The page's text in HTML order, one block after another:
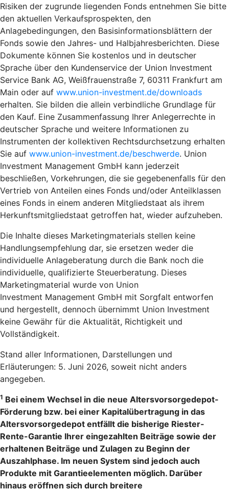
Risiken der zugrunde liegenden Fonds entnehmen Sie bitte
den aktuellen Verkaufsprospekten, den
Anlagebedingungen, den Basisinformationsblättern der
Fonds sowie den Jahres- und Halbjahresberichten. Diese
Dokumente können Sie kostenlos und in deutscher
Sprache über den Kundenservice der Union Investment
Service Bank AG, Weißfrauenstraße 7, 60311 Frankfurt am
Main oder auf www.union-investment.de/downloads
erhalten. Sie bilden die allein verbindliche Grundlage für
den Kauf. Eine Zusammenfassung Ihrer Anlegerrechte in
deutscher Sprache und weitere Informationen zu
Instrumenten der kollektiven Rechtsdurchsetzung erhalten
Sie auf www.union-investment.de/beschwerde. Union
Investment Management GmbH kann jederzeit
beschließen, Vorkehrungen, die sie gegebenenfalls für den
Vertrieb von Anteilen eines Fonds und/oder Anteilklassen
eines Fonds in einem anderen Mitgliedstaat als ihrem
Herkunftsmitgliedstaat getroffen hat, wieder aufzuheben.
Die Inhalte dieses Marketingmaterials stellen keine
Handlungsempfehlung dar, sie ersetzen weder die
individuelle Anlageberatung durch die Bank noch die
individuelle, qualifizierte Steuerberatung. Dieses
Marketingmaterial wurde von Union
Investment Management GmbH mit Sorgfalt entworfen
und hergestellt, dennoch übernimmt Union Investment
keine Gewähr für die Aktualität, Richtigkeit und
Vollständigkeit.
Stand aller Informationen, Darstellungen und
Erläuterungen: 5. Juni 2026, soweit nicht anders
angegeben.
1 Bei einem Wechsel in die neue Altersvorsorgedepot-
Förderung bzw. bei einer Kapitalübertragung in das
Altersvorsorgedepot entfällt die bisherige Riester-
Rente-Garantie Ihrer eingezahlten Beiträge sowie der
erhaltenen Beiträge und Zulagen zu Beginn der
Auszahlphase. Im neuen System sind jedoch auch
Produkte mit Garantieelementen möglich. Darüber
hinaus eröffnen sich durch breitere